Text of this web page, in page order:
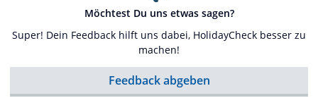
Möchtest Du uns etwas sagen?
Super! Dein Feedback hilft uns dabei, HolidayCheck besser zu
machen!
Feedback abgeben